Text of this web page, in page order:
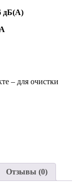
дБ(А)
– для очистки
Отзывы (0)